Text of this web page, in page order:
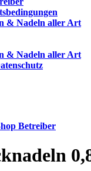
& Nadeln aller Art
& Nadeln aller Art
Betreiber